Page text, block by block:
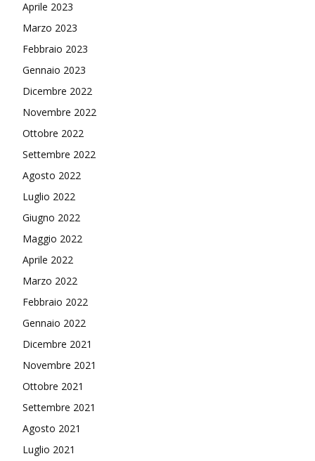
Aprile 2023
Marzo 2023
Febbraio 2023
Gennaio 2023
Dicembre 2022
Novembre 2022
Ottobre 2022
Settembre 2022
Agosto 2022
Luglio 2022
Giugno 2022
Maggio 2022
Aprile 2022
Marzo 2022
Febbraio 2022
Gennaio 2022
Dicembre 2021
Novembre 2021
Ottobre 2021
Settembre 2021
Agosto 2021
Luglio 2021